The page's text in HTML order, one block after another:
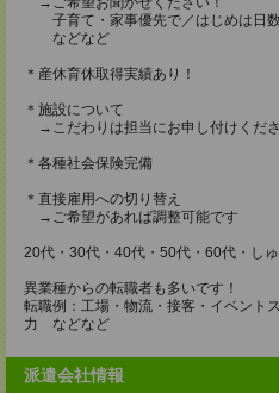
子育て・家事優先で／はじめは日
などなど
＊産休育休取得実績あり！
＊施設について
→こだわりは担当にお申し付けくださ
＊各種社会保険完備
＊直接雇用への切り替え
→ご希望があれば調整可能です
20代・30代・40代・50代・60代・し
異業種からの転職者も多いです！
転職例：工場・物流・接客・イベント
力 などなど
派遣会社情報